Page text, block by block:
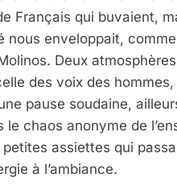
Français qui buvaient,
nous enveloppait,
Deux
des voix des
pause soudaine,
chaos anonyme de
assiettes qui
à l’ambiance.